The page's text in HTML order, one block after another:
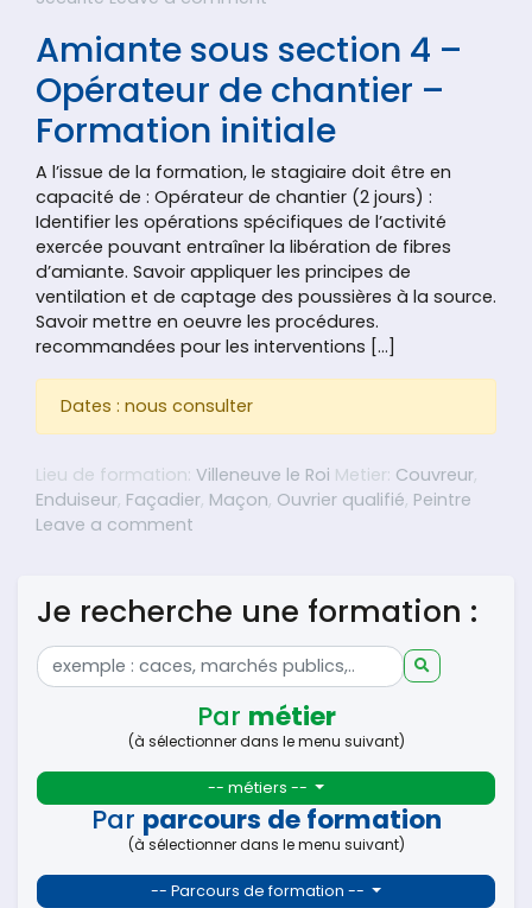
Je recherche une formation :
Par métier
(à sélectionner dans le menu suivant)
-- métiers --
Par parcours de formation
(à sélectionner dans le menu suivant)
-- Parcours de formation --
Amiante sous section 4 –
Opérateur de chantier –
Formation initiale
A l’issue de la formation, le stagiaire doit être en
capacité de : Opérateur de chantier (2 jours) :
Identifier les opérations spécifiques de l’activité
exercée pouvant entraîner la libération de fibres
d’amiante. Savoir appliquer les principes de
ventilation et de captage des poussières à la source.
Savoir mettre en oeuvre les procédures.
recommandées pour les interventions […]
Dates : nous consulter
Lieu de formation: Villeneuve le Roi Metier: Couvreur,
Enduiseur, Façadier, Maçon, Ouvrier qualifié, Peintre
Leave a comment